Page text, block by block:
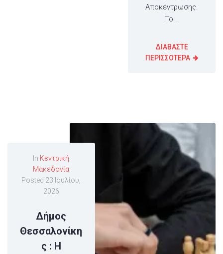
Αποκέντρωσης.
Το...
ΔΙΑΒΑΣΤΕ
ΠΕΡΙΣΣΟΤΕΡΑ
In Κεντρική
Μακεδονία
Posted 23 Ιουλίου,
2026
Δήμος
Θεσσαλονίκη
ς : Η